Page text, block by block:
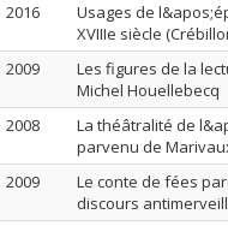
2016
Usages de
XVIIIe siècle
2009
Les figures de la
Michel Houellebecq
2008
La théâtralité de
parvenu de
2009
Le conte de fées
discours